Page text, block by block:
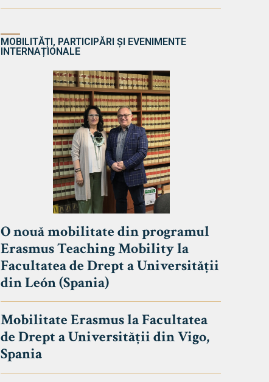
MOBILITĂȚI, PARTICIPĂRI ȘI EVENIMENTE
INTERNAȚIONALE
O nouă mobilitate din programul
Erasmus Teaching Mobility la
Facultatea de Drept a Universității
din León (Spania)
Mobilitate Erasmus la Facultatea
de Drept a Universității din Vigo,
Spania